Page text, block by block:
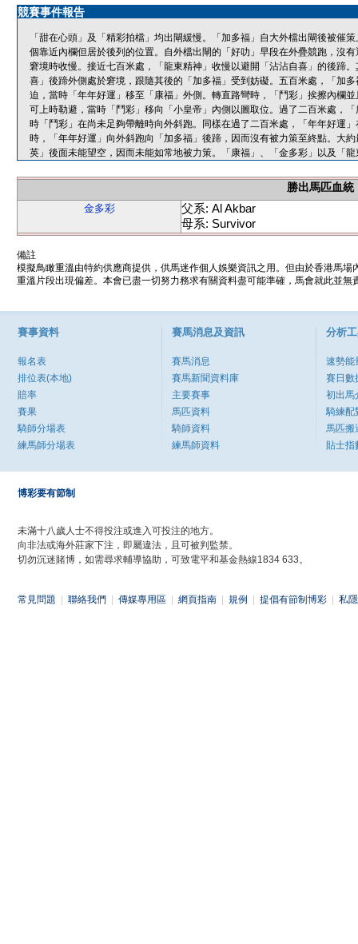
競賽事件報告
「甜在心頭」及「精彩拍檔」均出閘緩慢。「加多福」自大外檔出閘後被催
個靠近內欄但居於後列的位置。自外檔出閘的「好叻」早段在外疊競跑，沒
窘境時收慢。接近七百米處，「龍東精神」收慢以避開「沾沾自喜」的後蹄
喜」後蹄外側處於窘境，跟隨其後的「加多福」受到妨礙。五百米處，「加
迫，當時「年年好運」移至「康福」外側。轉直路彎時，「鬥彩」挨擦內欄
可上時勒避，當時「鬥彩」移向「小皇帝」內側以圖取位。過了二百米處，
時「鬥彩」在尚未足夠帶離時向外斜跑。同樣在過了二百米處，「年年好運
時，「年年好運」向外斜跑向「加多福」後蹄，因而沒有被力策至終點。大
英」後面未能望空，因而未能如常地被力策。「康福」、「金多彩」以及「
勝出馬匹血統
金多彩
父系: Al Akbar
母系: Survivor
備註
模擬鳥瞰重溫由特約供應商提供，供馬迷作個人娛樂資訊之用。但由於香港馬
重溫片段出現偏差。本會已盡一切努力務求有關資料盡可能準確，馬會就此並
賽事資料
報名表
排位表(本地)
賠率
賽果
騎師分場表
練馬師分場表
賽馬消息及資訊
賽馬消息
賽馬新聞資料庫
主要賽事
馬匹資料
騎師資料
練馬師資料
分析
速勢能
賽日數
初出馬
騎練配
馬匹搬
貼士指
博彩要有節制
未滿十八歲人士不得投注或進入可投注的地方。
向非法或海外莊家下注，即屬違法，且可被判監禁。
切勿沉迷賭博，如需尋求輔導協助，可致電平和基金熱線1834 633。
常見問題 聯絡我們 傳媒專用區 網頁指南 規例 提倡有節制博彩 私